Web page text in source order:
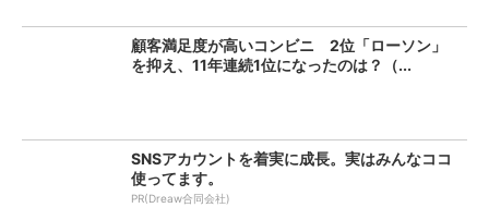
顧客満足度が高いコンビニ 2位「ローソン」
を抑え、11年連続1位になったのは？（...
SNSアカウントを着実に成長。実はみんなココ
使ってます。
PR(Dreaw合同会社)